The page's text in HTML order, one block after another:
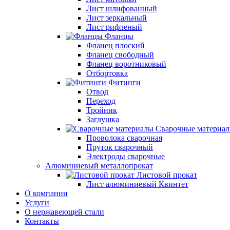
Лист шлифованный
Лист зеркальный
Лист рифленый
Фланцы
Фланец плоский
Фланец свободный
Фланец воротниковый
Отбортовка
Фитинги
Отвод
Переход
Тройник
Заглушка
Сварочные
Проволока сварочная
Пруток сварочный
Электроды сварочные
Алюминиевый металлопрокат
Листовой прокат
Лист алюминиевый Квинтет
О компании
Услуги
О нержавеющей стали
Контакты